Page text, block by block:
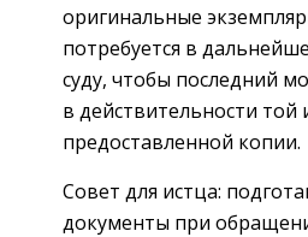
оригинальные
потребуется в
суду, чтобы последний
в действительности той
предоставленной копии.
Совет для истца:
документы при